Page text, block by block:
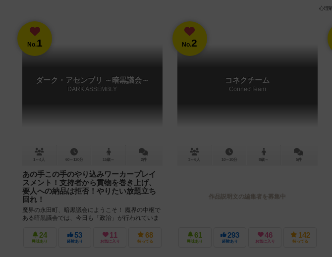
No.1
ダーク・アセンブリ ～暗黒議会～
DARK ASSEMBLY
1～4人 60～120分 15歳～ 2件
あの手この手のやり込みワーカープレイ
スメント！支持者から貢物を巻き上げ、
要人への納品は拒否！やりたい放題立ち
回れ！
魔界の永田町、暗黒議会にようこそ！ 魔界の中枢で
ある暗黒議会では、今日も「政治」が行われていま
を気にも留めません。彼ら...
24
興味あり
53
経験あり
11
お気に入り
68
持ってる
No.2
コネクチーム
Connec'Team
3～6人 10～20分 8歳～ 5件
作品説明文の編集者を募集中
61
興味あり
293
経験あり
46
お気に入り
142
持ってる